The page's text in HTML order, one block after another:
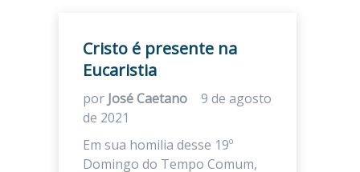
Cristo é presente na
Eucaristia
por José Caetano
9 de agosto
de 2021
Em sua homilia desse 19º
Domingo do Tempo Comum,